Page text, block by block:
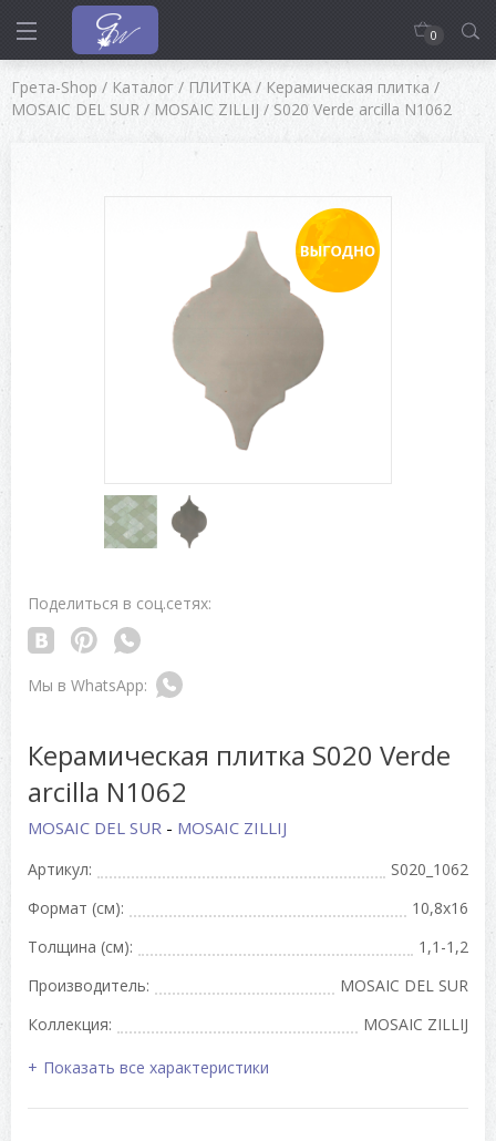
0
Грета-Shop / Каталог / ПЛИТКА / Керамическая плитка /
MOSAIC DEL SUR / MOSAIC ZILLIJ / S020 Verde arcilla N1062
Поделиться в соц.сетях:
Керамическая плитка S020 Verde
arcilla N1062
MOSAIC DEL SUR - MOSAIC ZILLIJ
Артикул:
S020_1062
Формат (см):
10,8x16
Толщина (см):
1,1-1,2
Производитель:
MOSAIC DEL SUR
Коллекция:
MOSAIC ZILLIJ
Показать все характеристики